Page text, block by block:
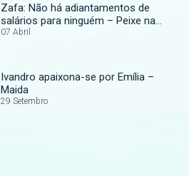
Zafa: Não há adiantamentos de
salários para ninguém – Peixe na
Brasa
07 Abril
Ivandro apaixona-se por Emília –
Maida
29 Setembro